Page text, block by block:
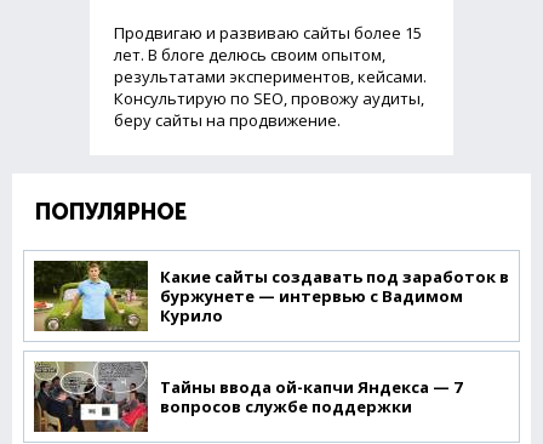
Продвигаю и развиваю сайты более 15
лет. В блоге делюсь своим опытом,
результатами экспериментов, кейсами.
Консультирую по SEO, провожу аудиты,
беру сайты на продвижение.
ПОПУЛЯРНОЕ
Какие сайты создавать под заработок в
буржунете — интервью с Вадимом
Курило
Тайны ввода ой-капчи Яндекса — 7
вопросов службе поддержки